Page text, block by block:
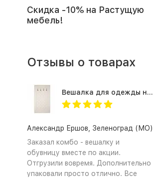
Скидка -10% на Растущую
мебель!
Отзывы о товарах
Вешалка для одежды настенная в прихожую Оливия Н2, экокожа молочная
Александр Ершов, Зеленоград (МО)
Заказал комбо - вешалку и
обувницу вместе по акции.
Отгрузили вовремя. Дополнительно
упаковали просто отлично. Все